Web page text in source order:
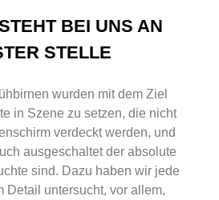
BEI UNS AN
STELLE
wurden mit dem Ziel
in Szene zu setzen, die nicht
verdeckt werden, und
ausgeschaltet der absolute
sind. Dazu haben wir jede
Detail untersucht, vor allem,